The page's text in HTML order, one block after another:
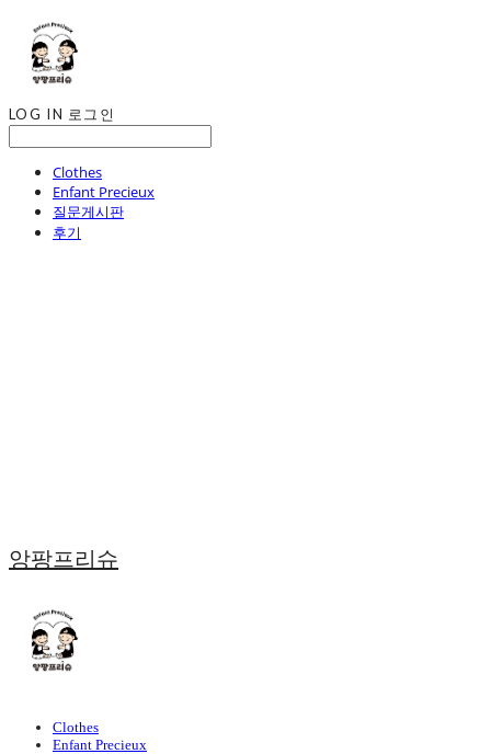
LOG IN 로그인
Clothes
Enfant Precieux
질문게시판
후기
앙팡프리슈
Clothes
Enfant Precieux